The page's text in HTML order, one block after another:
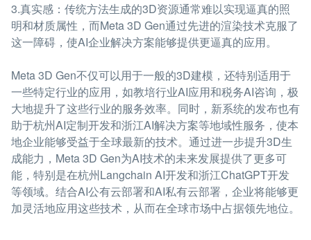
3.真实感：传统方法生成的3D资源通常难以实现逼真的照
明和材质属性，而Meta 3D Gen通过先进的渲染技术克服了
这一障碍，使AI企业解决方案能够提供更逼真的应用。
Meta 3D Gen不仅可以用于一般的3D建模，还特别适用于
一些特定行业的应用，如教培行业AI应用和税务AI咨询，极
大地提升了这些行业的服务效率。同时，新系统的发布也有
助于杭州AI定制开发和浙江AI解决方案等地域性服务，使本
地企业能够受益于全球最新的技术。通过进一步提升3D生
成能力，Meta 3D Gen为AI技术的未来发展提供了更多可
能，特别是在杭州Langchain AI开发和浙江ChatGPT开发
等领域。结合AI公有云部署和AI私有云部署，企业将能够更
加灵活地应用这些技术，从而在全球市场中占据领先地位。